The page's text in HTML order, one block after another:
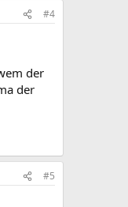
#4
der
der
#5